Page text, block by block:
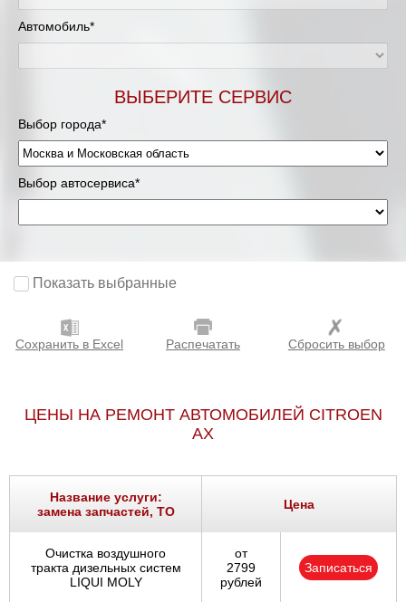
Москва и Московская область
Мурманск
Нижневартовск
Нижний Новгород
Новосибирск
Оренбург
Петрозаводск
Ростов-на-Дону
Самара
Санкт-Петербург
Автомобиль*
ВЫБЕРИТЕ СЕРВИС
Выбор города*
Выбор автосервиса*
Показать выбранные
Сохранить в Excel Распечатать Сбросить выбор
ЦЕНЫ НА РЕМОНТ АВТОМОБИЛЕЙ CITROEN
AX
Название услуги:
замена запчастей, ТО
Цена
Очистка воздушного
тракта дизельных систем
LIQUI MOLY
от
2799
рублей
Записаться